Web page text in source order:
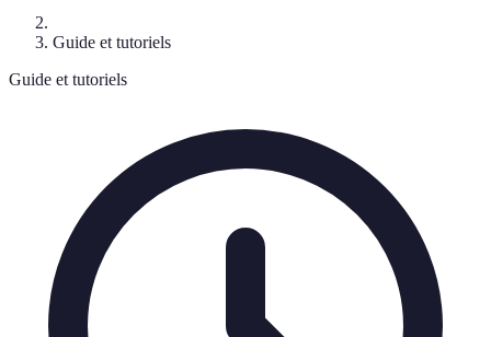
Guide et tutoriels
Guide et tutoriels